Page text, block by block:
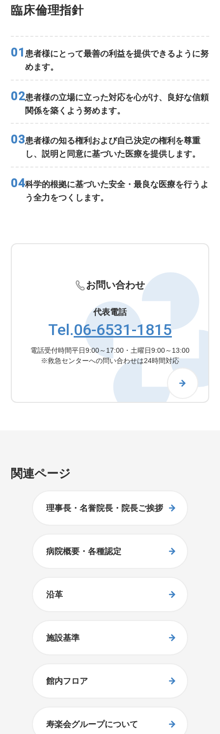
臨床倫理指針
01患者様にとって最善の利益を提供できるように努
めます。
02患者様の立場に立った対応を心がけ、良好な信頼
関係を築くよう努めます。
03患者様の知る権利および自己決定の権利を尊重
し、説明と同意に基づいた医療を提供します。
04科学的根拠に基づいた安全・最良な医療を行うよ
う全力をつくします。
お問い合わせ
代表電話
Tel.06-6531-1815
電話受付時間平日9:00～17:00・土曜日9:00～13:00
※救急センターへの問い合わせは24時間対応
関連ページ
理事長・名誉院長・院長ご挨拶
病院概要・各種認定
沿革
施設基準
館内フロア
寿楽会グループについて